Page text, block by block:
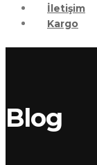
İletişim
Kargo
Blog